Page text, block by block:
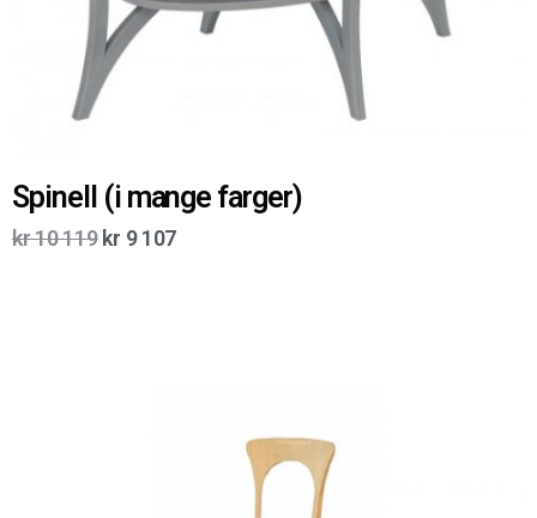
Spinell (i mange farger)
kr10 119 kr 9 107